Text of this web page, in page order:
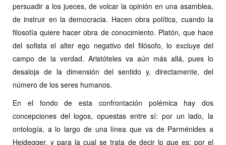
persuadir a los jueces, de volcar la opinión en una asamblea,
de instruir en la democracia. Hacen obra política, cuando la
filosofía quiere hacer obra de conocimiento. Platón, que hace
del sofista el alter ego negativo del filósofo, lo excluye del
campo de la verdad. Aristóteles va aún más allá, pues lo
desaloja de la dimensión del sentido y, directamente, del
número de los seres humanos.
En el fondo de esta confrontación polémica hay dos
concepciones del logos, opuestas entre sí: por un lado, la
ontología, a lo largo de una línea que va de Parménides a
Heidegger, y para la cual se trata de decir lo que es; por el